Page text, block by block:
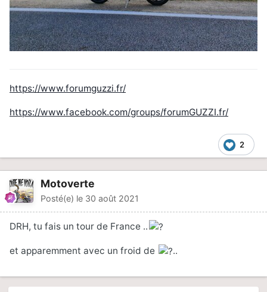
2
https://www.forumguzzi.fr/
https://www.facebook.com/groups/forumGUZZI.fr/
Motoverte
Posté(e) le 30 août 2021
DRH, tu fais un tour de France ..
et apparemment avec un froid de ..